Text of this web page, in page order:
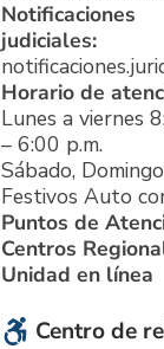
Notificaciones
judiciales:
Horario de
Lunes a viernes
– 6:00 p.m.
Sábado,
Festivos Auto
Puntos de
Centros
Unidad en línea
Centro de